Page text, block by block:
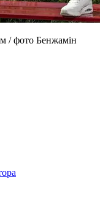
/ фото Бенжамін